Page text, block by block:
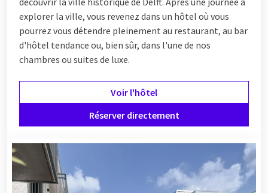
explorer la ville, vous revenez dans un hôtel où vous
pourrez vous détendre pleinement au restaurant, au bar
d'hôtel tendance ou, bien sûr, dans l'une de nos
chambres ou suites de luxe.
Voir l'hôtel
Réserver directement